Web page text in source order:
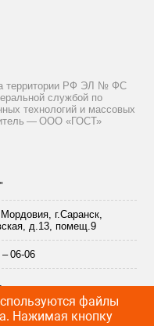
территории РФ ЭЛ № ФС
службой по
технологий и массовых
— ООО «ГОСТ»
г.Саранск,
д.13, помещ.9
06-06
файлы
Нажимая кнопку